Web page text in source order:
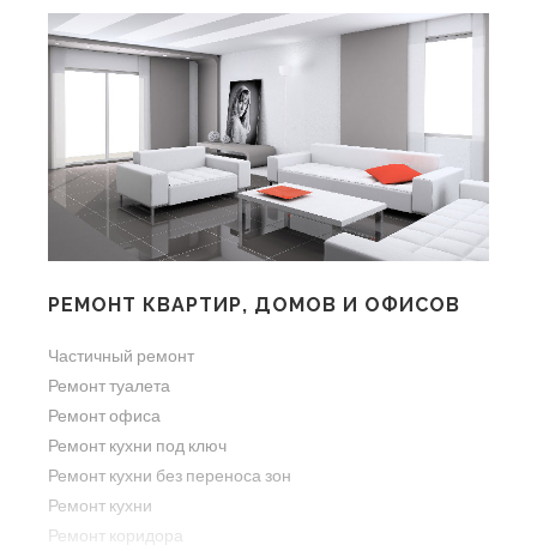
РЕМОНТ КВАРТИР, ДОМОВ И ОФИСОВ
Частичный ремонт
Ремонт туалета
Ремонт офиса
Ремонт кухни под ключ
Ремонт кухни без переноса зон
Ремонт кухни
Ремонт коридора